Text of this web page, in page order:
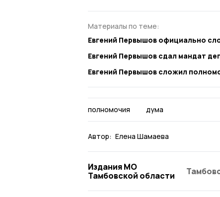
Материалы по теме:
Евгений Первышов официально
Евгений Первышов сдал мандат
Евгений Первышов сложил
полномочия дума
Автор: Елена Шамаева
Издания МО
Тамбовской области